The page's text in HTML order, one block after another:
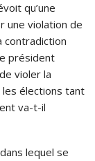
qu’une
une violation de
contradiction
président
violer la
élections tant
va-t-il
lequel se